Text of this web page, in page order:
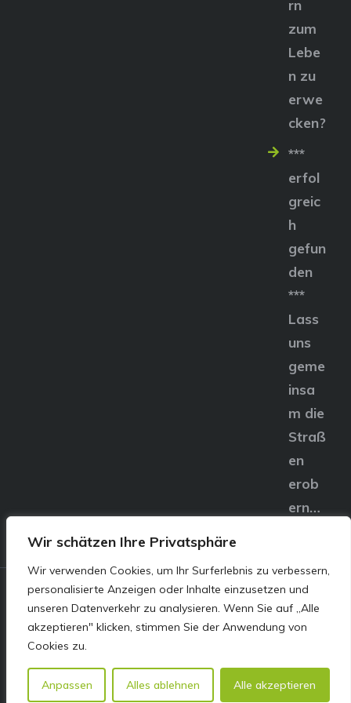
Wir schätzen Ihre Privatsphäre
Wir verwenden Cookies, um Ihr Surferlebnis zu verbessern,
personalisierte Anzeigen oder Inhalte einzusetzen und
unseren Datenverkehr zu analysieren. Wenn Sie auf „Alle
akzeptieren" klicken, stimmen Sie der Anwendung von
Cookies zu.
Anpassen Alles ablehnen Alle akzeptieren
rn
zum
Lebe
n zu
erwe
cken?
***
erfol
greic
h
gefun
den
***
Lass
uns
geme
insa
m die
Straß
en
erob
ern…
© E&S Motors GmbH,
Linzer Straße 83 4240
Freistadt